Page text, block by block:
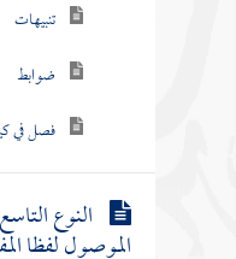
تنبيهات
ضوابط
فصل في
النوع
الموصول لفظا